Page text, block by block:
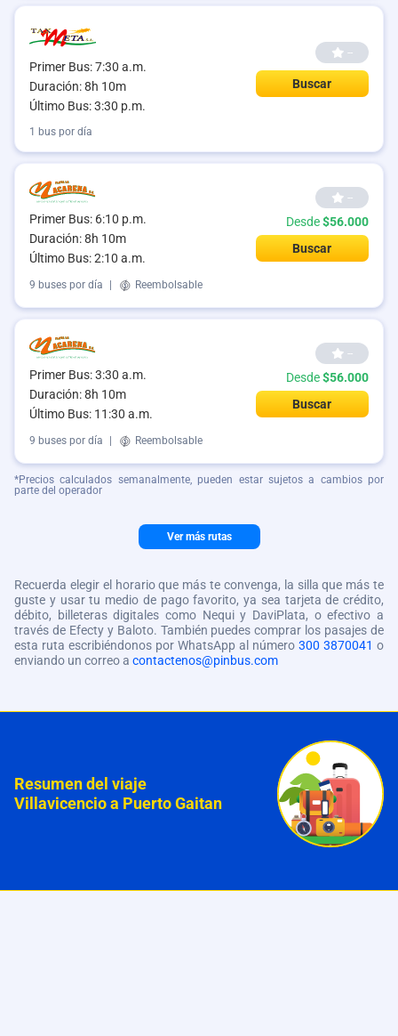
Primer Bus: 7:30 a.m.
Duración: 8h 10m
Último Bus: 3:30 p.m.
--
Buscar
1 bus por día
Primer Bus: 6:10 p.m.
Duración: 8h 10m
Último Bus: 2:10 a.m.
--
Desde$56.000
Buscar
9 buses por día Reembolsable
Primer Bus: 3:30 a.m.
Duración: 8h 10m
Último Bus: 11:30 a.m.
--
Desde$56.000
Buscar
9 buses por día | Reembolsable
*Precios calculados semanalmente, pueden estar sujetos a cambios por
parte del operador
Ver más rutas
Recuerda elegir el horario que más te convenga, la silla que más te
guste y usar tu medio de pago favorito, ya sea tarjeta de crédito,
débito, billeteras digitales como Nequi y DaviPlata, o efectivo a
través de Efecty y Baloto. También puedes comprar los pasajes de
esta ruta escribiéndonos por WhatsApp al número 300 3870041 o
enviando un correo a contactenos@pinbus.com
Resumen del viaje
Villavicencio a Puerto Gaitan